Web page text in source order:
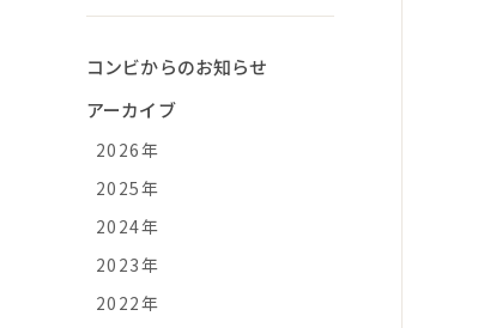
コンビからのお知らせ
アーカイブ
2026年
2025年
2024年
2023年
2022年